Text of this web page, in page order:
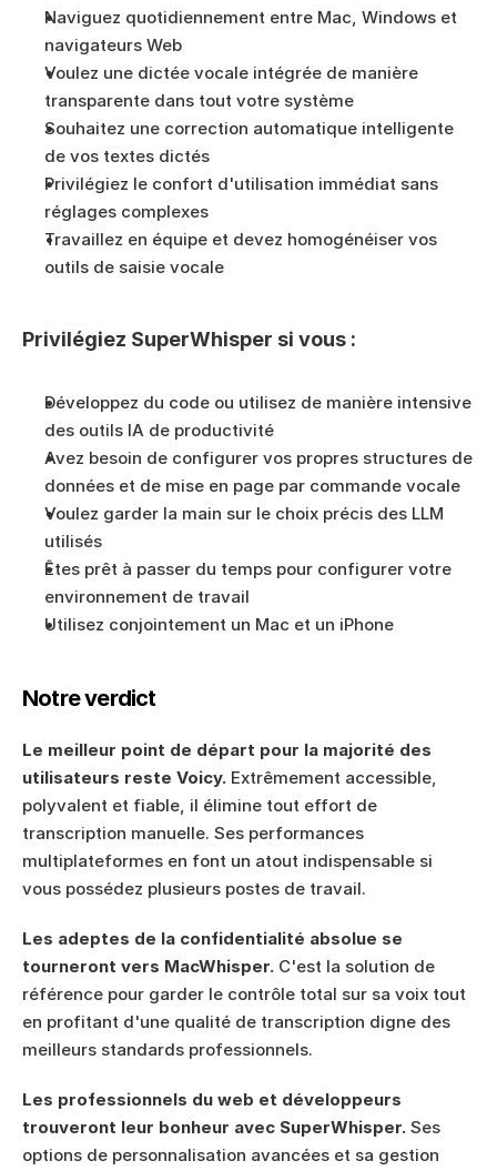
Naviguez quotidiennement entre Mac, Windows et
navigateurs Web
Voulez une dictée vocale intégrée de manière
transparente dans tout votre système
Souhaitez une correction automatique intelligente
de vos textes dictés
Privilégiez le confort d'utilisation immédiat sans
réglages complexes
Travaillez en équipe et devez homogénéiser vos
outils de saisie vocale
Privilégiez SuperWhisper si vous :
Développez du code ou utilisez de manière intensive
des outils IA de productivité
Avez besoin de configurer vos propres structures de
données et de mise en page par commande vocale
Voulez garder la main sur le choix précis des LLM
utilisés
Êtes prêt à passer du temps pour configurer votre
environnement de travail
Utilisez conjointement un Mac et un iPhone
Notre verdict
Le meilleur point de départ pour la majorité des
utilisateurs reste Voicy. Extrêmement accessible,
polyvalent et fiable, il élimine tout effort de
transcription manuelle. Ses performances
multiplateformes en font un atout indispensable si
vous possédez plusieurs postes de travail.
Les adeptes de la confidentialité absolue se
tourneront vers MacWhisper. C'est la solution de
référence pour garder le contrôle total sur sa voix tout
en profitant d'une qualité de transcription digne des
meilleurs standards professionnels.
Les professionnels du web et développeurs
trouveront leur bonheur avec SuperWhisper. Ses
options de personnalisation avancées et sa gestion